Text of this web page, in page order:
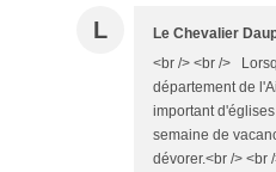
L Le Chevalier
<br /> <br />
département de
important
semaine de
dévorer.<br /> <br